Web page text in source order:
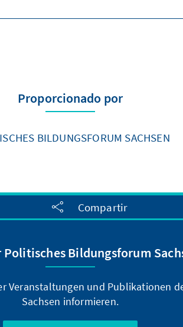
Proporcionado por
BILDUNGSFORUM SACHSEN
Compartir
Bildungsforum
Veranstaltungen und Publikationen
Sachsen informieren.